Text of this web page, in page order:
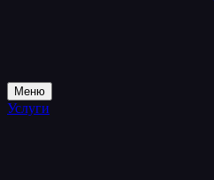
Меню
Услуги